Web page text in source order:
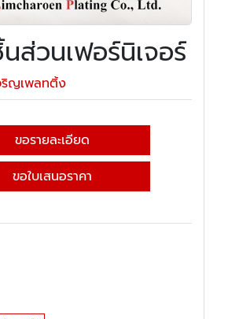
ส่วนเฟอร์นิเจอร์
ริญเพลทติ้ง
ขอรายละเอียด
ขอใบเสนอราคา